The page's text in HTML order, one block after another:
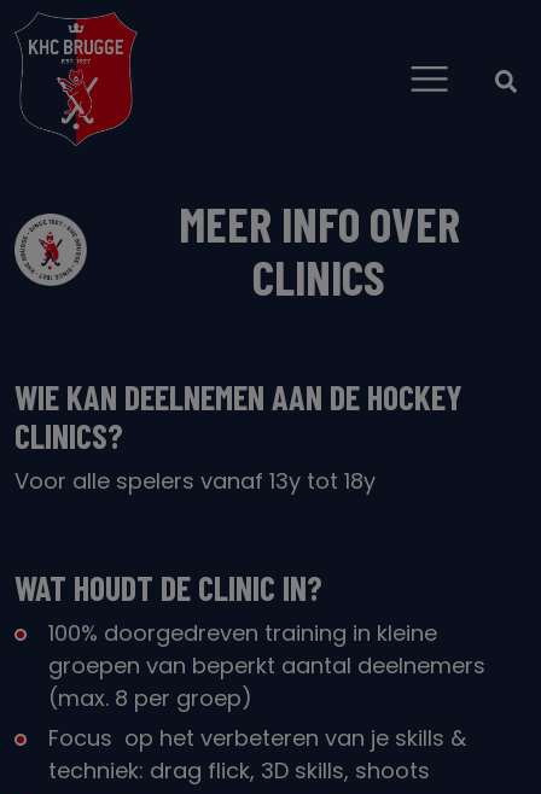
MEER INFO OVER
CLINICS
WIE KAN DEELNEMEN AAN DE HOCKEY
CLINICS?
Voor alle spelers vanaf 13y tot 18y
WAT HOUDT DE CLINIC IN?
100% doorgedreven training in kleine
groepen van beperkt aantal deelnemers
(max. 8 per groep)
Focus op het verbeteren van je skills &
techniek: drag flick, 3D skills, shoots